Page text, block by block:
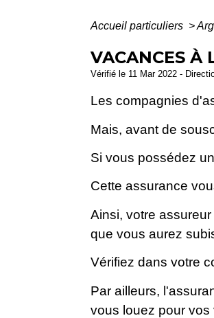
Accueil particuliers >
VACANCES À
Vérifié le 11 Mar 2022 -
Les compagnies
Mais, avant de
Si vous possédez
Cette assurance
Ainsi, votre
que vous aurez
Vérifiez dans votre
Par ailleurs,
vous louez pour vos